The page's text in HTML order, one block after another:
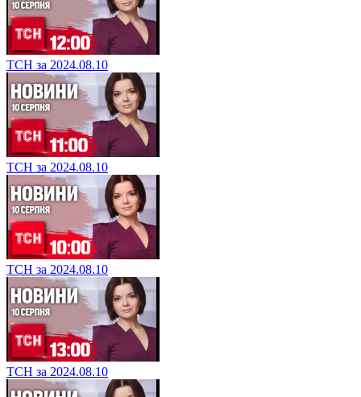
ТСН за 2024.08.10
ТСН за 2024.08.10
ТСН за 2024.08.10
ТСН за 2024.08.10